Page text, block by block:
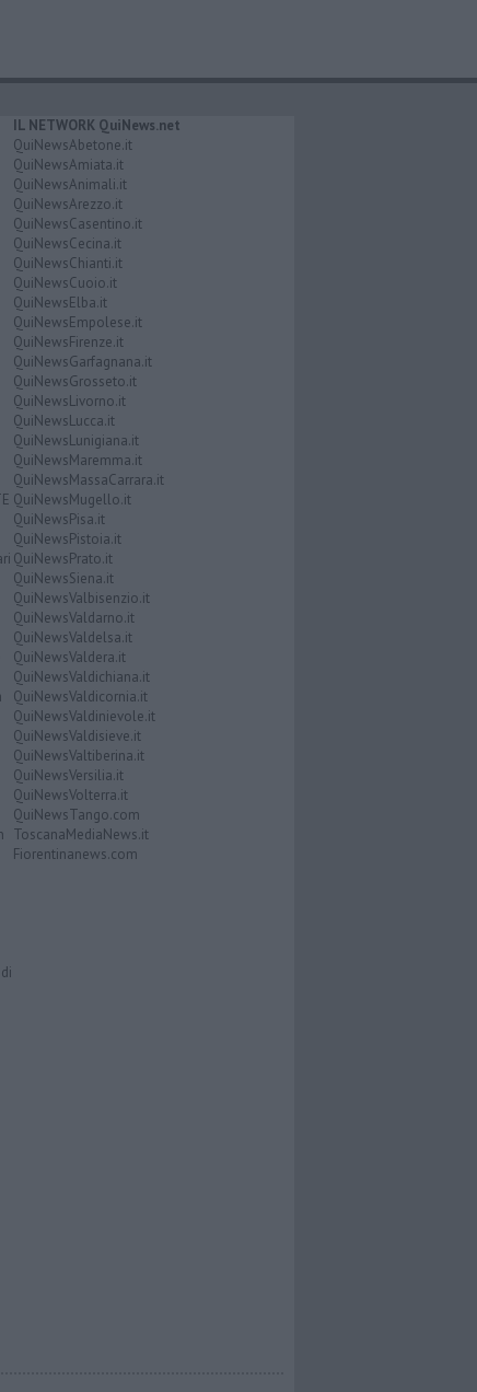
IL NETWORK QuiNews.net
QuiNewsAbetone.it
QuiNewsAmiata.it
QuiNewsAnimali.it
QuiNewsArezzo.it
QuiNewsCasentino.it
QuiNewsCecina.it
QuiNewsChianti.it
QuiNewsCuoio.it
QuiNewsElba.it
QuiNewsEmpolese.it
QuiNewsFirenze.it
QuiNewsGarfagnana.it
QuiNewsGrosseto.it
QuiNewsLivorno.it
QuiNewsLucca.it
QuiNewsLunigiana.it
QuiNewsMaremma.it
QuiNewsMassaCarrara.it
QuiNewsMugello.it
QuiNewsPisa.it
QuiNewsPistoia.it
QuiNewsPrato.it
QuiNewsSiena.it
QuiNewsValbisenzio.it
QuiNewsValdarno.it
QuiNewsValdelsa.it
QuiNewsValdera.it
QuiNewsValdichiana.it
QuiNewsValdicornia.it
QuiNewsValdinievole.it
QuiNewsValdisieve.it
QuiNewsValtiberina.it
QuiNewsVersilia.it
QuiNewsVolterra.it
QuiNewsTango.com
ToscanaMediaNews.it
Fiorentinanews.com